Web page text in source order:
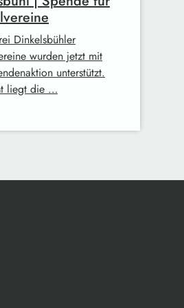
Dinkelsbühler
wurden jetzt mit
unterstützt.
liegt die …